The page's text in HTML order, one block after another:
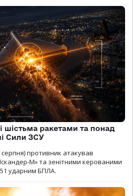
шістьма ракетами та понад
Сили ЗСУ
серпня) противник атакував
М» та зенітними керованими
ударним БПЛА.